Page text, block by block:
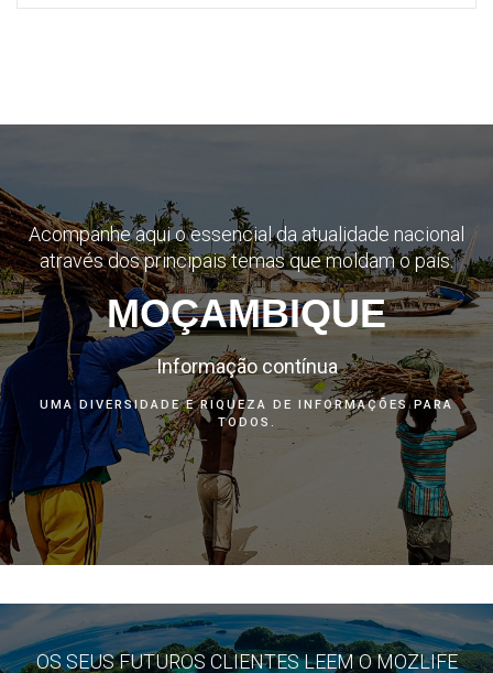
Acompanhe aqui o essencial da atualidade nacional
através dos principais temas que moldam o país.
MOÇAMBIQUE
Informação contínua
UMA DIVERSIDADE E RIQUEZA DE INFORMAÇÕES PARA
TODOS.
OS SEUS FUTUROS CLIENTES LEEM O MOZLIFE